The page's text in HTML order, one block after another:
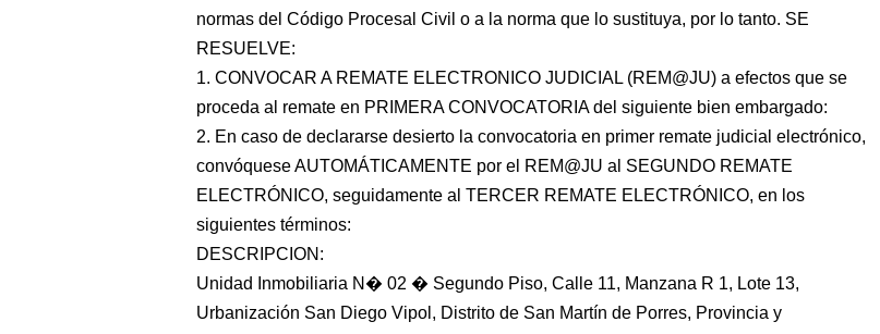
normas del Código Procesal Civil o a la norma que lo sustituya, por lo tanto. SE
RESUELVE:
1. CONVOCAR A REMATE ELECTRONICO JUDICIAL (REM@JU) a efectos que se
proceda al remate en PRIMERA CONVOCATORIA del siguiente bien embargado:
2. En caso de declararse desierto la convocatoria en primer remate judicial electrónico,
convóquese AUTOMÁTICAMENTE por el REM@JU al SEGUNDO REMATE
ELECTRÓNICO, seguidamente al TERCER REMATE ELECTRÓNICO, en los
siguientes términos:
DESCRIPCION:
Unidad Inmobiliaria N� 02 � Segundo Piso, Calle 11, Manzana R 1, Lote 13,
Urbanización San Diego Vipol, Distrito de San Martín de Porres, Provincia y